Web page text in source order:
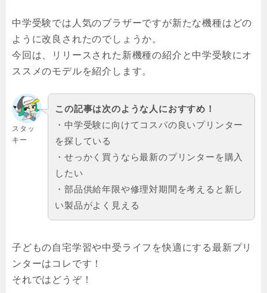
中学受験では人気のブラザーですが新たな機種はどの
ように改良されたのでしょうか。
今回は、リリースされた新機種の紹介と中学受験にオ
ススメのモデルを紹介します。
スタッ
キー
この記事は次のような人におすすめ！
・中学受験に向けてコスパの良いプリンター
を探している
・せっかく買うなら最新のプリンターを購入
したい
・部品供給年限や修理対期間を考えると新し
い製品がよく見える
子どもの自宅学習や中受ライフを快適にする最新プリ
ンターはコレです！
それではどうぞ！